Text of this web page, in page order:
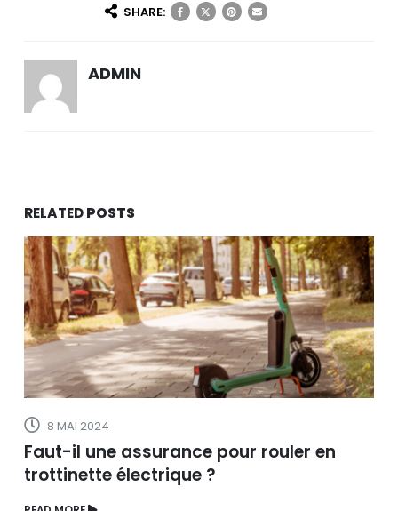
SHARE:
ADMIN
RELATEDPOSTS
8 MAI 2024
Faut-il une assurance pour rouler en
trottinette électrique ?